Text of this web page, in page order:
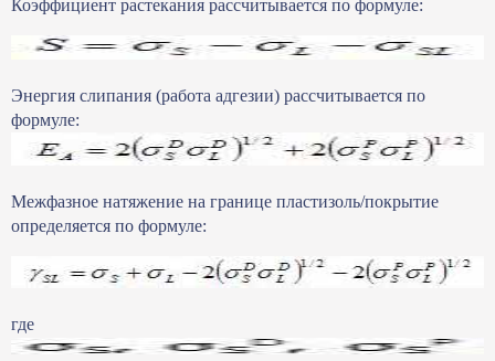
Коэффициент растекания рассчитывается по формуле:
Энергия слипания (работа адгезии) рассчитывается по
формуле:
Межфазное натяжение на границе пластизоль/покрытие
определяется по формуле:
где